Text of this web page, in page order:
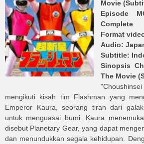
Movie
Episode
Complete
Format
Audio:
Subtitle:
Sinopsis
The Movie
mengikuti kisah tim Flashman yang
Emperor Kaura, seorang tiran dari
untuk menguasai bumi. Kaura
disebut Planetary Gear, yang dapat
dan menundukkan segala kehidupan.